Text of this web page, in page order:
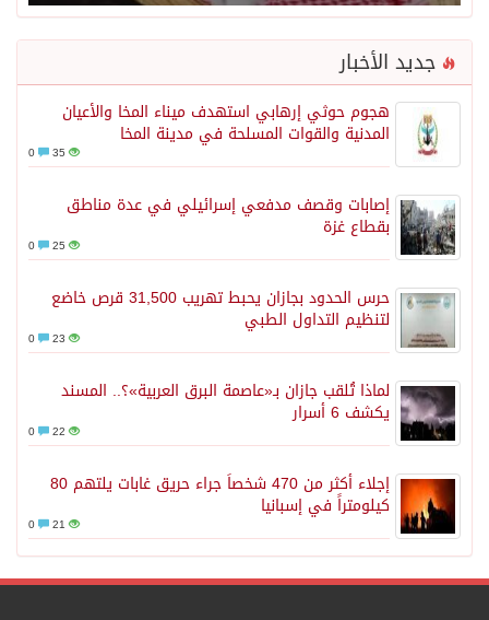
جديد الأخبار
هجوم حوثي إرهابي استهدف ميناء المخا والأعيان
المدنية والقوات المسلحة في مدينة المخا
35
إصابات وقصف مدفعي إسرائيلي في عدة مناطق
بقطاع غزة
25
حرس الحدود بجازان يحبط تهريب 31,500 قرص خاضع
لتنظيم التداول الطبي
23
لماذا تُلقب جازان بـ«عاصمة البرق العربية»؟.. المسند
يكشف 6 أسرار
22
إجلاء أكثر من 470 شخصاً جراء حريق غابات يلتهم 80
كيلومتراً في إسبانيا
21